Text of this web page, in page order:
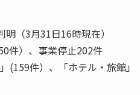
（3月31日16時現在）
件）、事業停止202件
(159件）、「ホテル・旅館」